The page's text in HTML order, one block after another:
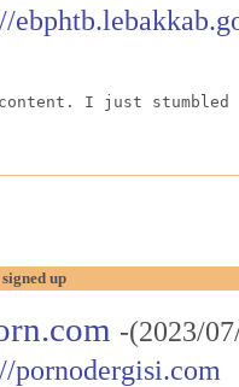
content. I just
up
-(2023/
pornodergisi.com